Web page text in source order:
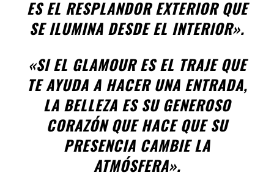
ES EL RESPLANDOR EXTERIOR QUE
SE ILUMINA DESDE EL INTERIOR».
«SI EL GLAMOUR ES EL TRAJE QUE
TE AYUDA A HACER UNA ENTRADA,
LA BELLEZA ES SU GENEROSO
CORAZÓN QUE HACE QUE SU
PRESENCIA CAMBIE LA
ATMÓSFERA».